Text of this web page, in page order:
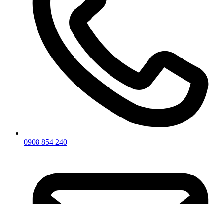
0908 854 240